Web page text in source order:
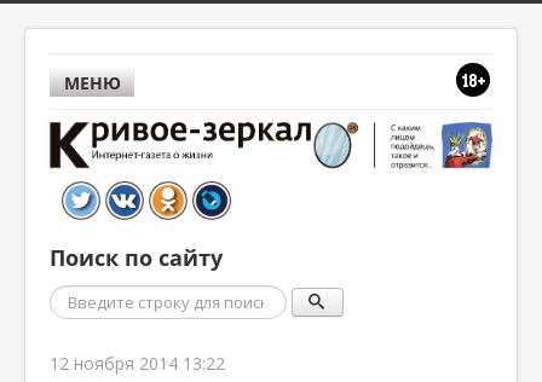
МЕНЮ
Поиск по сайту
Поиск
12 ноября 2014 13:22